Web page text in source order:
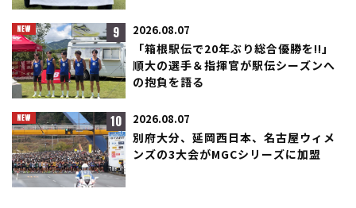
9 2026.08.07
「箱根駅伝で20年ぶり総合優勝を!!」
順大の選手＆指揮官が駅伝シーズンへ
の抱負を語る
10 2026.08.07
別府大分、延岡西日本、名古屋ウィメ
ンズの3大会がMGCシリーズに加盟